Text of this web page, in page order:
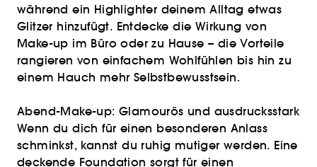
während ein Highlighter deinem Alltag etwas
Glitzer hinzufügt. Entdecke die Wirkung von
Make-up im Büro oder zu Hause – die Vorteile
rangieren von einfachem Wohlfühlen bis hin zu
einem Hauch mehr Selbstbewusstsein.
Abend-Make-up: Glamourös und ausdrucksstark
Wenn du dich für einen besonderen Anlass
schminkst, kannst du ruhig mutiger werden. Eine
deckende Foundation sorgt für einen